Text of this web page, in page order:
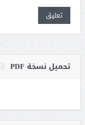
تحميل نسخة PDF